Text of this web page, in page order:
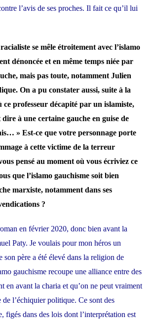
l’avis de ses proches. Il fait ce qu’il lui
se mêle étroitement avec l’islamo
dénoncée et en même temps niée par
mais pas toute, notamment Julien
On a pu constater aussi, suite à la
ce professeur décapité par un islamiste,
à une certaine gauche en guise de
» Est-ce que votre personnage porte
à cette victime de la terreur
pensé au moment où vous écriviez ce
que l’islamo gauchisme soit bien
marxiste, notamment dans ses
?
en février 2020, donc bien avant la
Paty. Je voulais pour mon héros un
père a été élevé dans la religion de
gauchisme recoupe une alliance entre des
en avant la charia et qu’on ne peut vraiment
de l’échiquier politique. Ce sont des
figés dans des lois dont l’interprétation est